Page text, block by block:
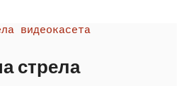
стрела